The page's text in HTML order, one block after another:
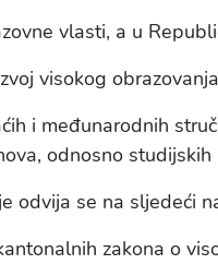
vlasti, a u
visokog
i međunarodnih
odnosno studijskih
odvija se na sljedeći
zakona o